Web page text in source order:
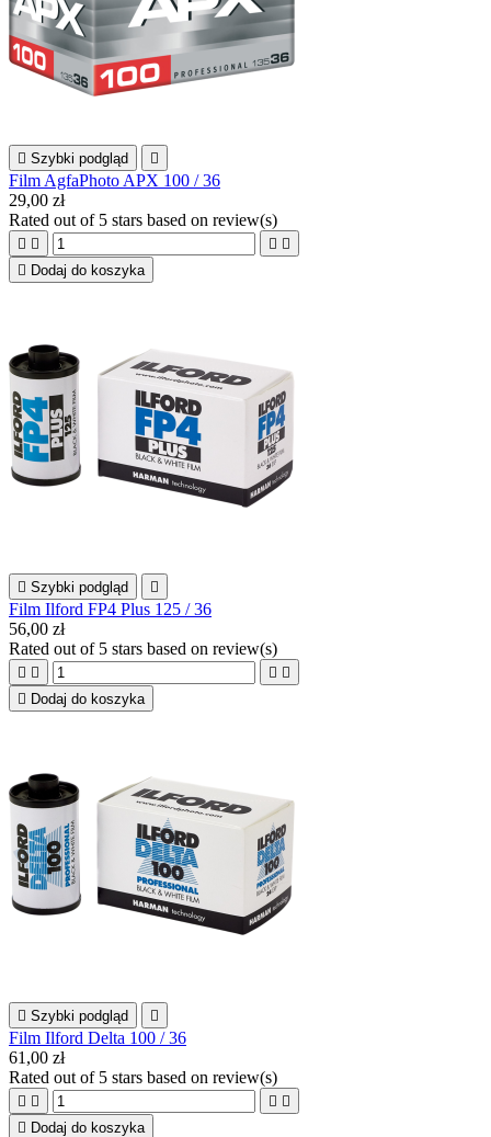
 Szybki podgląd 
Film AgfaPhoto APX 100 / 36
29,00 zł
Rated out of 5 stars based on review(s)
   
 Dodaj do koszyka
 Szybki podgląd 
Film Ilford FP4 Plus 125 / 36
56,00 zł
Rated out of 5 stars based on review(s)
   
 Dodaj do koszyka
 Szybki podgląd 
Film Ilford Delta 100 / 36
61,00 zł
Rated out of 5 stars based on review(s)
   
 Dodaj do koszyka